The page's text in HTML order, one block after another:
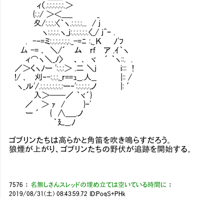
ィ（.:.:.:.:.:.:.＞
{:.:/ ＞＜_＿ _
夊/:.:.:.:〈｀ヽ.:.:.:.:... / j
ヽ:.:.:.:.ヽ_j:.:.:.:.:.:.〈_/ j^ｰ .
. -‐=ミ:.:.:.:.:.:,:._-=ﾆ :,_К ﾉ'ﾌ
厶 -= ､ ＼/´ ム rf ア .ｲ｀ヽ
ィ⌒ヽ＼_ﾉ〉 、 ､ ヾ ´ ｀ヽ::. .
／＞くヽﾉー ':.:.:＞ .二 ＼j i::: !
!/ ､ 刈‐-:.:.:,_r==ｭ__.人__ |:: /
ヽ_ル'/.:.:.:.:.:.:.:.:ー‐':.:.:.:.:,ノ |: ′
入＞──／ ｀ヾ´}
／ ＞ ｧ / }‐'
ー ´ { ∧＿_.ノ
｀廴__.ﾉ
ゴブリンたちは高らかと角笛を吹き鳴らすだろう。
狼煙が上がり、ゴブリンたちの野伏が追跡を開始する。
7576 ： 名無しさんスレッドの埋め立ては空いている時間に ：
2019/08/31(土) 08:43:59.72 ID:PoqS+PHk